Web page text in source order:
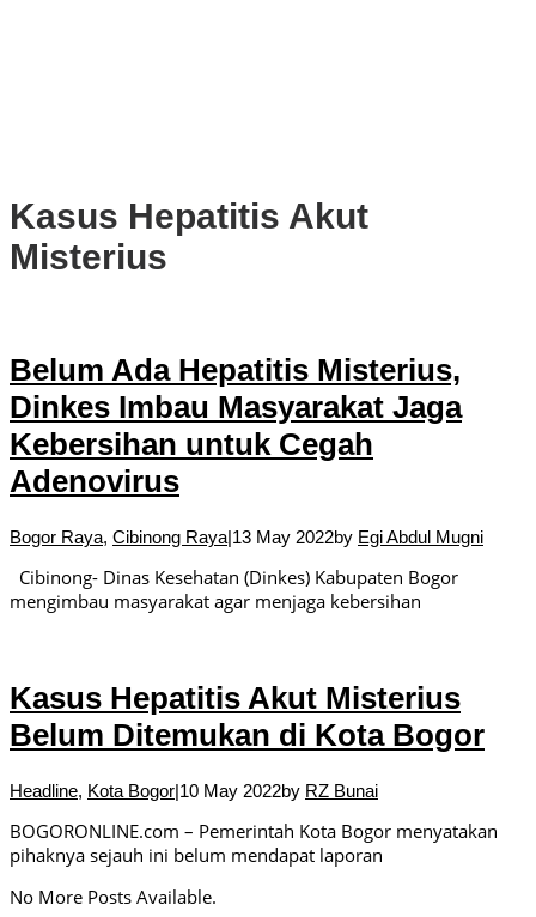
Kasus Hepatitis Akut
Misterius
Belum Ada Hepatitis Misterius,
Dinkes Imbau Masyarakat Jaga
Kebersihan untuk Cegah
Adenovirus
Bogor Raya, Cibinong Raya|13 May 2022by Egi Abdul Mugni
Cibinong- Dinas Kesehatan (Dinkes) Kabupaten Bogor
mengimbau masyarakat agar menjaga kebersihan
Kasus Hepatitis Akut Misterius
Belum Ditemukan di Kota Bogor
Headline, Kota Bogor|10 May 2022by RZ Bunai
BOGORONLINE.com – Pemerintah Kota Bogor menyatakan
pihaknya sejauh ini belum mendapat laporan
No More Posts Available.